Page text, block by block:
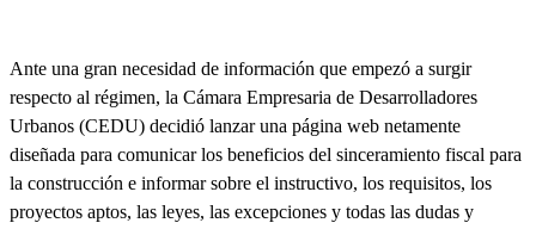
Ante una gran necesidad de información que empezó a surgir
respecto al régimen, la Cámara Empresaria de Desarrolladores
Urbanos (CEDU) decidió lanzar una página web netamente
diseñada para comunicar los beneficios del sinceramiento fiscal para
la construcción e informar sobre el instructivo, los requisitos, los
proyectos aptos, las leyes, las excepciones y todas las dudas y